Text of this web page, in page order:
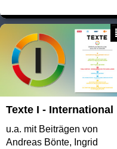
Texte I - International
u.a. mit Beiträgen von
Andreas Bönte, Ingrid